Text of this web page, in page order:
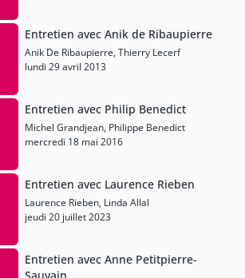
Entretien avec Anik de Ribaupierre
Anik De Ribaupierre, Thierry Lecerf
lundi 29 avril 2013
Entretien avec Philip Benedict
Michel Grandjean, Philippe Benedict
mercredi 18 mai 2016
Entretien avec Laurence Rieben
Laurence Rieben, Linda Allal
jeudi 20 juillet 2023
Entretien avec Anne Petitpierre-